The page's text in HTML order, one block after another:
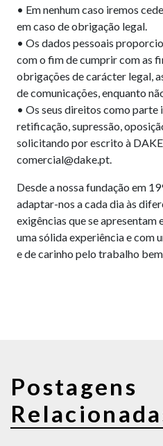
• Em nenhum caso iremos
em caso de obrigação legal.
• Os dados pessoais
com o fim de cumprir com as
obrigações de carácter legal,
de comunicações, enquanto
• Os seus direitos como parte
retificação, supressão,
solicitando por escrito à
comercial@dake.pt.
Desde a nossa fundação em
adaptar-nos a cada dia às
exigências que se apresentam
uma sólida experiência e com
e de carinho pelo trabalho
Postagens